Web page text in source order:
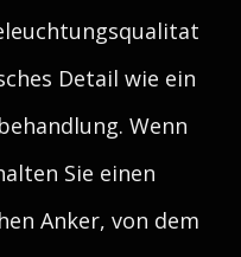
Detail wie ein
Wenn
Sie einen
Anker, von dem